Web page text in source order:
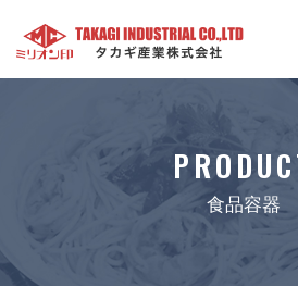
食品容器